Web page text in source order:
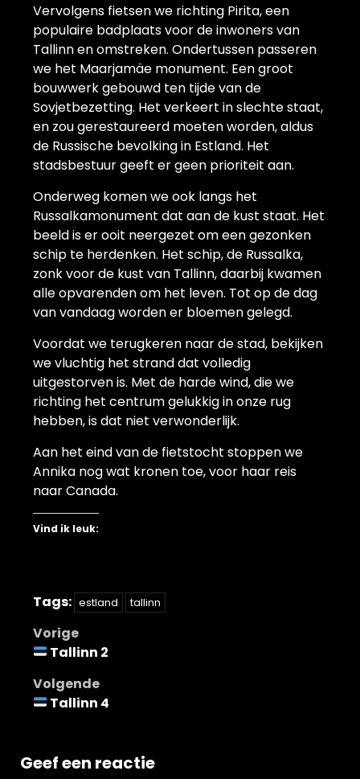
Vervolgens fietsen we richting Pirita, een
populaire badplaats voor de inwoners van
Tallinn en omstreken. Ondertussen passeren
we het Maarjamäe monument. Een groot
bouwwerk gebouwd ten tijde van de
Sovjetbezetting. Het verkeert in slechte staat,
en zou gerestaureerd moeten worden, aldus
de Russische bevolking in Estland. Het
stadsbestuur geeft er geen prioriteit aan.
Onderweg komen we ook langs het
Russalkamonument dat aan de kust staat. Het
beeld is er ooit neergezet om een gezonken
schip te herdenken. Het schip, de Russalka,
zonk voor de kust van Tallinn, daarbij kwamen
alle opvarenden om het leven. Tot op de dag
van vandaag worden er bloemen gelegd.
Voordat we terugkeren naar de stad, bekijken
we vluchtig het strand dat volledig
uitgestorven is. Met de harde wind, die we
richting het centrum gelukkig in onze rug
hebben, is dat niet verwonderlijk.
Aan het eind van de fietstocht stoppen we
Annika nog wat kronen toe, voor haar reis
naar Canada.
Vind ik leuk:
Tags: estland tallinn
Bericht
navigatie
Vorige
Tallinn 2
Volgende
Tallinn 4
Geef een reactie